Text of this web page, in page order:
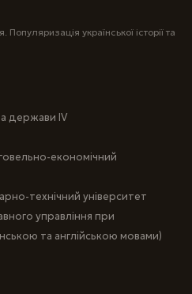
української історії та
держави IV
економічний
технічний університет
управління при
та англійською мовами)